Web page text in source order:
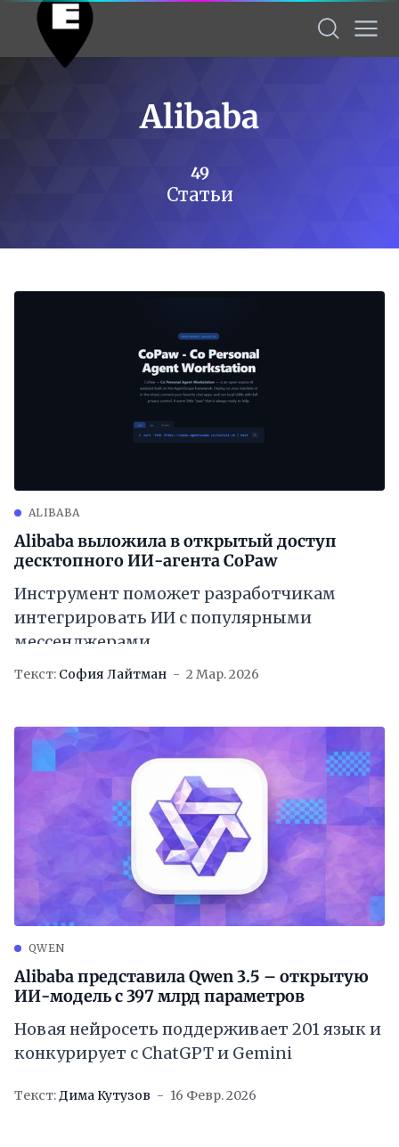
Alibaba
49
Статьи
ALIBABA
Alibaba выложила в открытый доступ
десктопного ИИ-агента CoPaw
Инструмент поможет разработчикам
интегрировать ИИ с популярными
мессенджерами
Текст: София Лайтман 2 Мар. 2026
QWEN
Alibaba представила Qwen 3.5 – открытую
ИИ-модель с 397 млрд параметров
Новая нейросеть поддерживает 201 язык и
конкурирует с ChatGPT и Gemini
Текст:Дима Кутузов 16 Февр. 2026